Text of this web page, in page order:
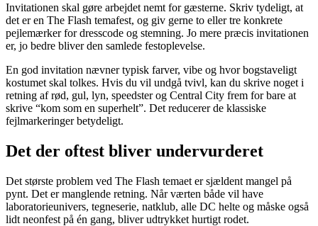
Invitationen skal gøre arbejdet nemt for gæsterne. Skriv tydeligt, at
det er en The Flash temafest, og giv gerne to eller tre konkrete
pejlemærker for dresscode og stemning. Jo mere præcis invitationen
er, jo bedre bliver den samlede festoplevelse.
En god invitation nævner typisk farver, vibe og hvor bogstaveligt
kostumet skal tolkes. Hvis du vil undgå tvivl, kan du skrive noget i
retning af rød, gul, lyn, speedster og Central City frem for bare at
skrive “kom som en superhelt”. Det reducerer de klassiske
fejlmarkeringer betydeligt.
Det der oftest bliver undervurderet
Det største problem ved The Flash temaet er sjældent mangel på
pynt. Det er manglende retning. Når værten både vil have
laboratorieunivers, tegneserie, natklub, alle DC helte og måske også
lidt neonfest på én gang, bliver udtrykket hurtigt rodet.